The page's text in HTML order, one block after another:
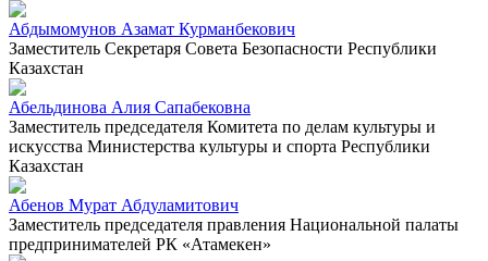
Абдымомунов Азамат Курманбекович
Заместитель Секретаря Совета Безопасности Республики
Казахстан
Абельдинова Алия Сапабековна
Заместитель председателя Комитета по делам культуры и
искусства Министерства культуры и спорта Республики
Казахстан
Абенов Мурат Абдуламитович
Заместитель председателя правления Национальной палаты
предпринимателей РК «Атамекен»